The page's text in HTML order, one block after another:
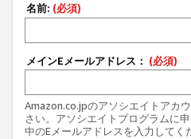
名前: (必須)
メインEメールアドレス： (必須)
Amazon.co.jpのアソシエイトアカ
さい。アソシエイトプログラムに
中のEメールアドレスを入力してく